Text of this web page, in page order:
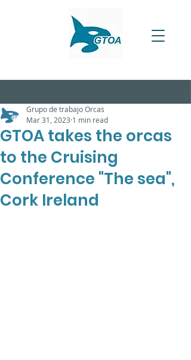
GTOA takes the orcas
to the Cruising
Conference "The sea",
Cork Ireland
Grupo de trabajo Orcas
Mar 31, 2023 1 min read